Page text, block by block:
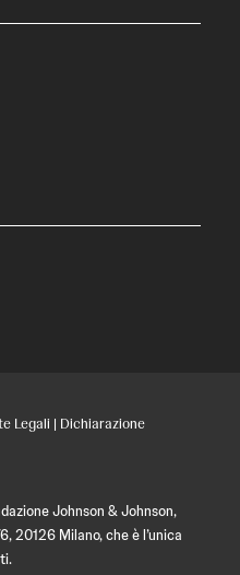
Legali | Dichiarazione
Johnson & Johnson,
20126 Milano, che è l’unica